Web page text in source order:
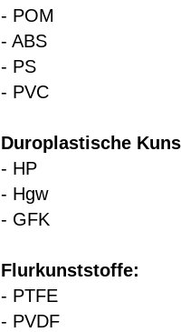
- POM
- ABS
- PS
- PVC
Duroplastische
- HP
- Hgw
- GFK
Flurkunststoffe:
- PTFE
- PVDF